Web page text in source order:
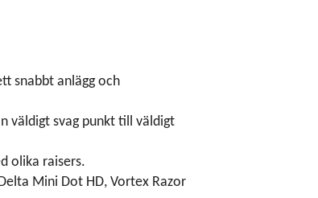
snabbt anlägg och
väldigt svag punkt till väldigt
olika raisers.
Mini Dot HD, Vortex Razor